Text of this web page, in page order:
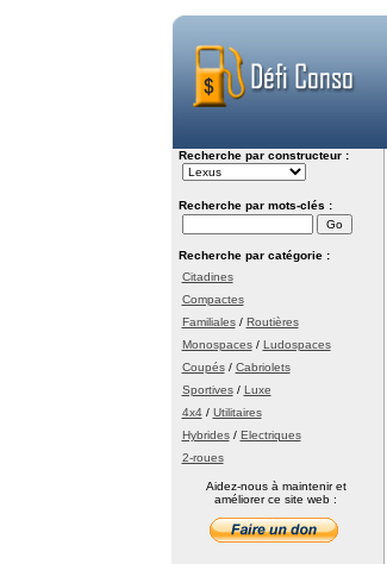
Recherche par constructeur :
Recherche par mots-clés :
Recherche par catégorie :
Citadines
Compactes
Familiales/ Routières
Monospaces/ Ludospaces
Coupés/ Cabriolets
Sportives/ Luxe
4x4/ Utilitaires
Hybrides/ Electriques
2-roues
Aidez-nous à maintenir et
améliorer ce site web :